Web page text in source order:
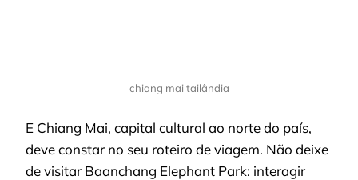
chiang mai tailândia
E Chiang Mai, capital cultural ao norte do país,
deve constar no seu roteiro de viagem. Não deixe
de visitar Baanchang Elephant Park: interagir